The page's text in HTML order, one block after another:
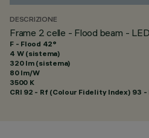
DESCRIZIONE
Frame 2 celle - Flood beam - LED
F - Flood 42°
4 W (sistema)
320 lm (sistema)
80 lm/W
3500 K
CRI 92 - Rf (Colour Fidelity Index) 93 -